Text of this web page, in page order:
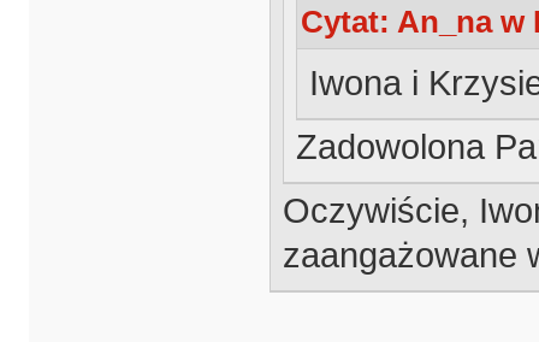
Cytat: An_na w
Iwona i
Zadowolona
Oczywiście,
zaangażowane